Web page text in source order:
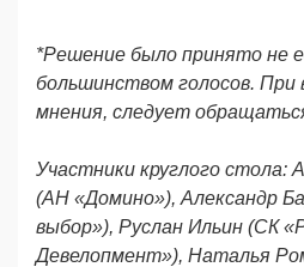
*Решение было принято не
большинством голосов. При
мнения, следует
Участники круглого стола:
(АН «Домино»), Александр
выбор»), Руслан Ильин (СК
Девелопмент»), Наталья